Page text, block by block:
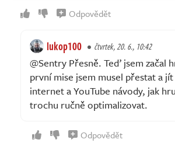
Odpovědět
lukop100 čtvrtek, 20. 6., 10:42
@Sentry Přesně. Teď jsem začal
první mise jsem musel přestat a
internet a YouTube návody, jak
trochu ručně optimalizovat.
Odpovědět